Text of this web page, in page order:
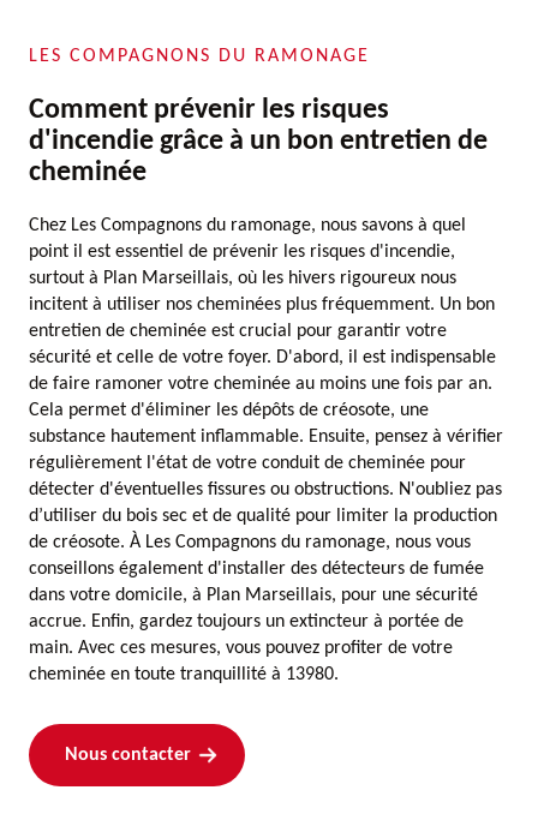
LES COMPAGNONS DU RAMONAGE
Comment prévenir les risques
d'incendie grâce à un bon entretien de
cheminée
Chez Les Compagnons du ramonage, nous savons à quel
point il est essentiel de prévenir les risques d'incendie,
surtout à Plan Marseillais, où les hivers rigoureux nous
incitent à utiliser nos cheminées plus fréquemment. Un bon
entretien de cheminée est crucial pour garantir votre
sécurité et celle de votre foyer. D'abord, il est indispensable
de faire ramoner votre cheminée au moins une fois par an.
Cela permet d'éliminer les dépôts de créosote, une
substance hautement inflammable. Ensuite, pensez à vérifier
régulièrement l'état de votre conduit de cheminée pour
détecter d'éventuelles fissures ou obstructions. N'oubliez pas
d’utiliser du bois sec et de qualité pour limiter la production
de créosote. À Les Compagnons du ramonage, nous vous
conseillons également d'installer des détecteurs de fumée
dans votre domicile, à Plan Marseillais, pour une sécurité
accrue. Enfin, gardez toujours un extincteur à portée de
main. Avec ces mesures, vous pouvez profiter de votre
cheminée en toute tranquillité à 13980.
Nous contacter